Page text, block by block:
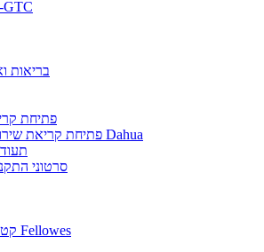
תוכנה וענן-GTC
בריאות
פתיחת
פתיחת קריאת שירות מצלמות Dahua
סרטוני
קטלוג מוצרים Fellowes